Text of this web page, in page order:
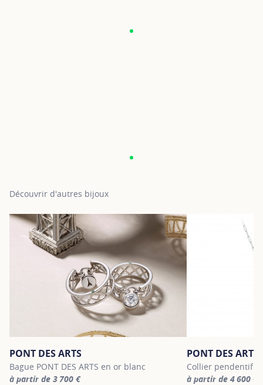
Découvrir d'autres bijoux
PONT DES ARTS
Bague PONT DES ARTS en or blanc
à partir de 3 700 €
PONT DES ARTS
Collier pendentif
à partir de 4 600 €